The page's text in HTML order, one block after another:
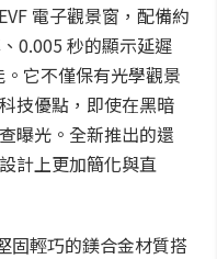
電子觀景窗，配備約
0.005 秒的顯示延遲
。它不僅保有光學觀景
技優點，即使在黑暗
曝光。全新推出的還
計上更加簡化與直
固輕巧的鎂合金材質搭